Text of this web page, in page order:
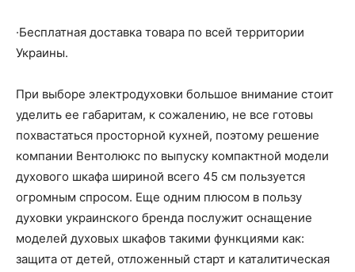
·Бесплатная доставка товара по всей территории
Украины.
При выборе электродуховки большое внимание стоит
уделить ее габаритам, к сожалению, не все готовы
похвастаться просторной кухней, поэтому решение
компании Вентолюкс по выпуску компактной модели
духового шкафа шириной всего 45 см пользуется
огромным спросом. Еще одним плюсом в пользу
духовки украинского бренда послужит оснащение
моделей духовых шкафов такими функциями как:
защита от детей, отложенный старт и каталитическая